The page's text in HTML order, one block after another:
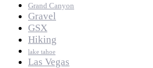
Grand Canyon
Gravel
GSX
Hiking
lake tahoe
Las Vegas